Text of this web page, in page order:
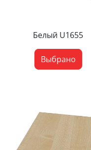
Белый U1655
Выбрано